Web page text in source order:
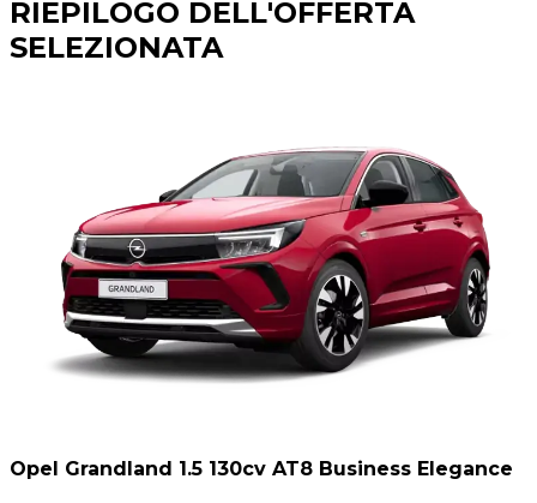
RIEPILOGO DELL'OFFERTA
SELEZIONATA
Opel Grandland 1.5 130cv AT8 Business Elegance